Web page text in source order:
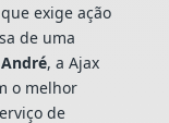
exige ação
de uma
, a Ajax
o melhor
de